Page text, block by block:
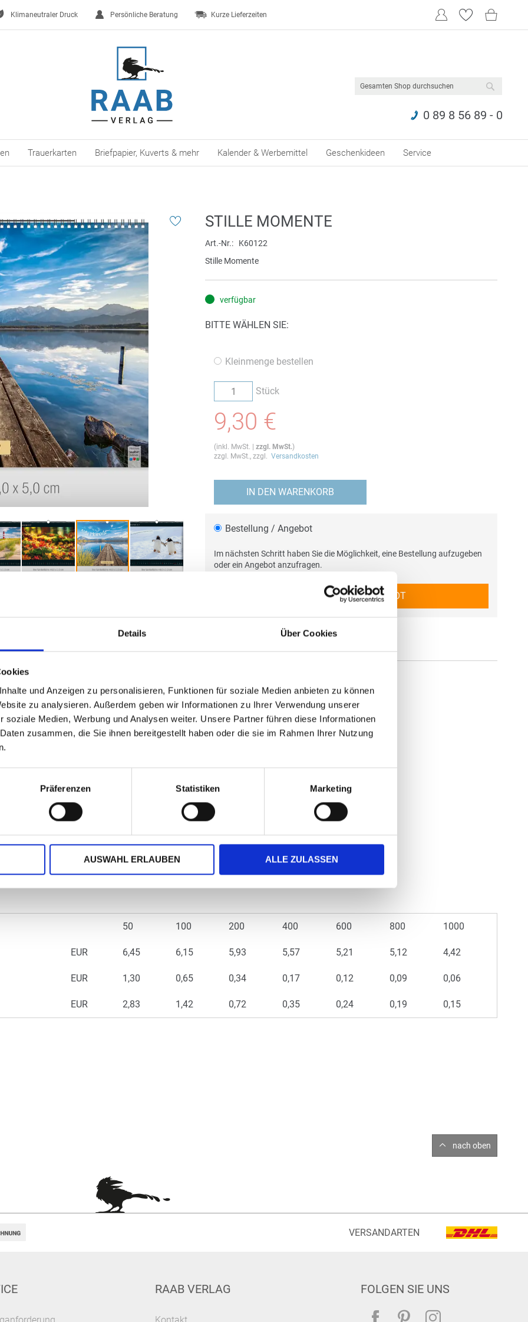
Details Über Cookies
und Anzeigen zu personalisieren, Funktionen für soziale Medien anbieten zu können
zu analysieren. Außerdem geben wir Informationen zu Ihrer Verwendung unserer
soziale Medien, Werbung und Analysen weiter. Unsere Partner führen diese Informationen
zusammen, die Sie ihnen bereitgestellt haben oder die sie im Rahmen Ihrer Nutzung
Präferenzen Statistiken Marketing
AUSWAHL ERLAUBEN ALLE ZULASSEN
Klimaneutraler Druck Persönliche Beratung Kurze Lieferzeiten
0 89 8 56 89 - 0
Trauerkarten Briefpapier, Kuverts & mehr Kalender & Werbemittel Geschenkideen Service
STILLE MOMENTE
Art.-Nr.
K60122
Stille Momente
verfügbar
BITTE WÄHLEN SIE:
Kleinmenge bestellen
Stück
9,30 €
(inkl. MwSt. zzgl. MwSt.)
zzgl. MwSt., zzgl. Versandkosten
IN DEN WARENKORB
Bestellung / Angebot
Im nächsten Schritt haben Sie die Möglichkeit, eine Bestellung aufzugeben
oder ein Angebot anzufragen.
BESTELLUNG / ANGEBOT
50 100 200 400 600 800 1000
EUR 6,45 6,15 5,93 5,57 5,21 5,12 4,42
EUR 1,30 0,65 0,34 0,17 0,12 0,09 0,06
EUR 2,83 1,42 0,72 0,35 0,24 0,19 0,15
nach oben
VERSANDARTEN
RAAB VERLAG FOLGEN SIE UNS